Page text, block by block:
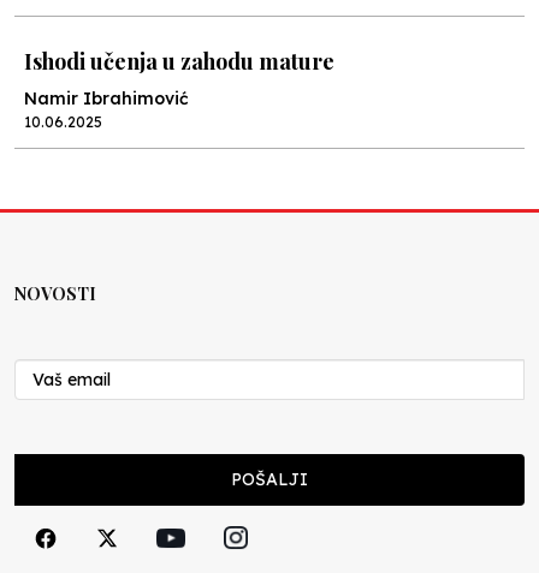
Ishodi učenja u zahodu mature
Namir Ibrahimović
10.06.2025
Nenad Veličković
29.10.2024
Cuke i djeca
NOVOSTI
POŠALJI